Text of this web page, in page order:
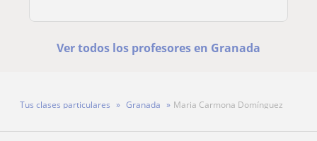
Ver todos los profesores en Granada
Tus clases particulares Granada Maria Carmona Domínguez